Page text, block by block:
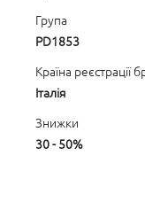
Група
PD1853
Країна реєстрації
Італія
Знижки
30 - 50%